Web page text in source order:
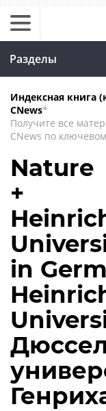
Разделы
Индексная книга
CNews*
Получите все
CNews по
Nature
+
in